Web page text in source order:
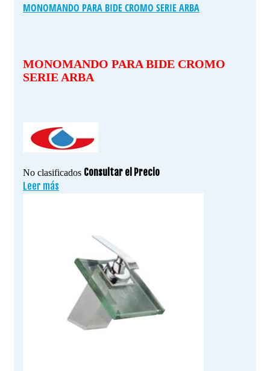
MONOMANDO PARA BIDE CROMO SERIE ARBA
MONOMANDO PARA BIDE CROMO
SERIE ARBA
No clasificados Consultar el Precio
Leer más